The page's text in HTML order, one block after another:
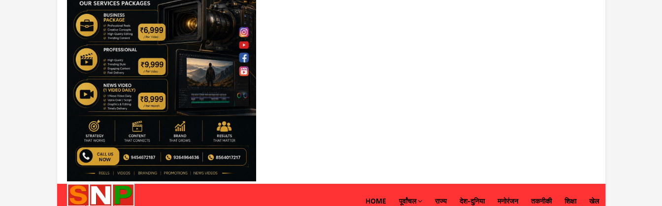
HOME पूर्वांचल राज्य देश-दुनिया मनोरंजन तकनीकी शिक्षा खेल